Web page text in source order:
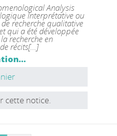
Analysis
Interprétative ou
recherche qualitative
qui a été développée
recherche en
récits[...]
cette notice.